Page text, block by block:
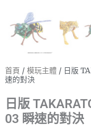
首頁 / 模玩主體 / 日版
速的對決
日版
03 瞬速的對決